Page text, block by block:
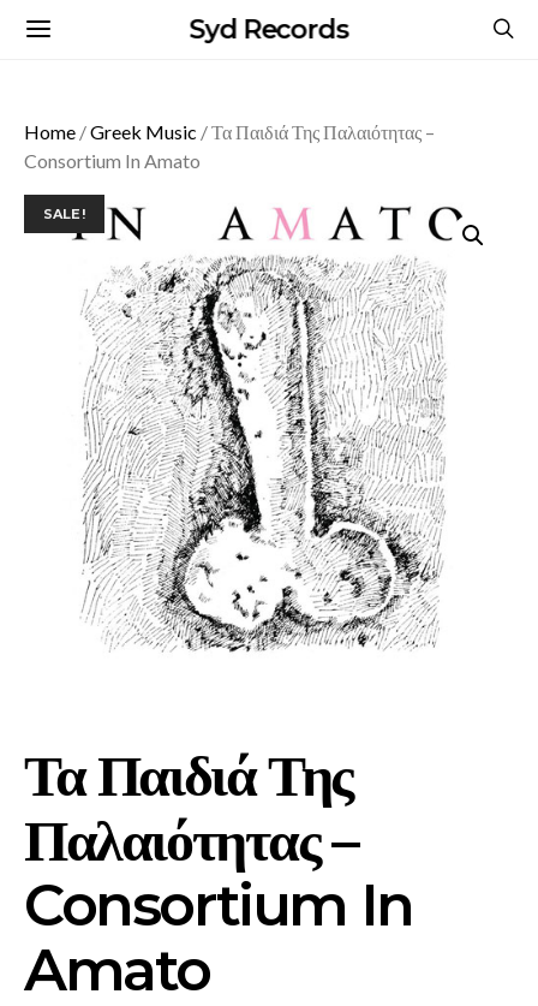
Syd Records
Home /Greek Music / Τα Παιδιά Της Παλαιότητας –
Consortium In Amato
SALE!
Τα Παιδιά Της
Παλαιότητας –
Consortium In
Amato